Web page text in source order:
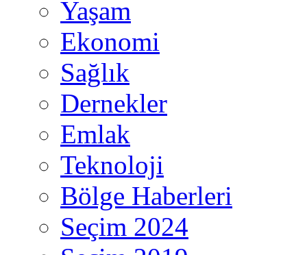
Yaşam
Ekonomi
Sağlık
Dernekler
Emlak
Teknoloji
Bölge Haberleri
Seçim 2024